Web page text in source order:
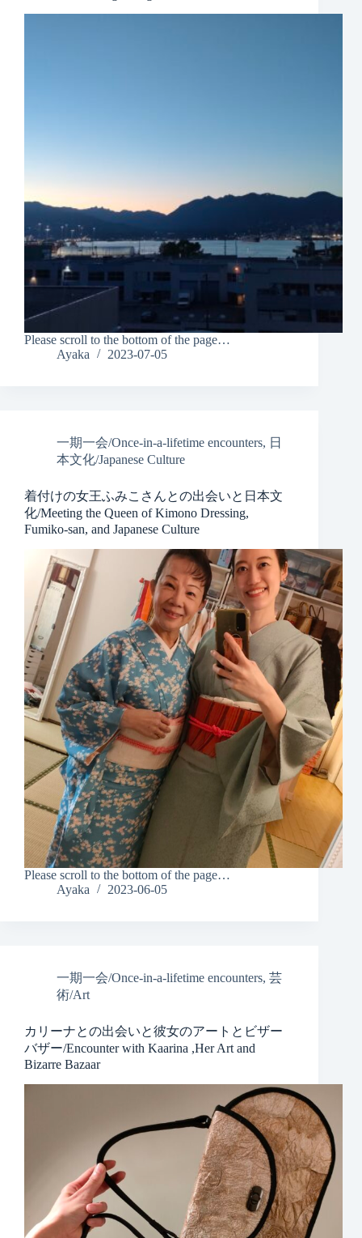
Please scroll to the bottom of the page…
Ayaka
2023-07-05
一期一会/Once-in-a-lifetime encounters, 日
本文化/Japanese Culture
着付けの女王ふみこさんとの出会いと日本文
化/Meeting the Queen of Kimono Dressing,
Fumiko-san, and Japanese Culture
Please scroll to the bottom of the page…
Ayaka
2023-06-05
一期一会/Once-in-a-lifetime encounters, 芸
術/Art
カリーナとの出会いと彼女のアートとビザー
バザー/Encounter with Kaarina ,Her Art and
Bizarre Bazaar